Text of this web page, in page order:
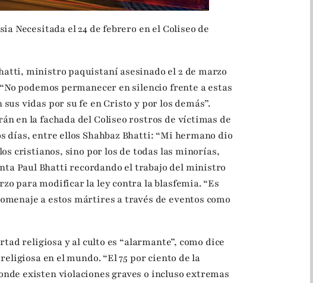
Necesitada el 24 de febrero en el Coliseo de
ministro paquistaní asesinado el 2 de marzo
podemos permanecer en silencio frente a estas
vidas por su fe en Cristo y por los demás”.
en la fachada del Coliseo rostros de víctimas de
días, entre ellos Shahbaz Bhatti: “Mi hermano dio
cristianos, sino por los de todas las minorías,
Paul Bhatti recordando el trabajo del ministro
para modificar la ley contra la blasfemia. “Es
a estos mártires a través de eventos como
religiosa y al culto es “alarmante”, como dice
en el mundo. “El 75 por ciento de la
existen violaciones graves o incluso extremas